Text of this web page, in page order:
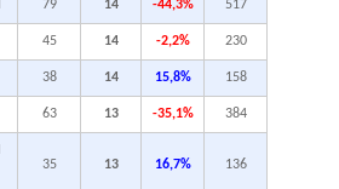
79 14 -44,3% 517
45 14 -2,2% 230
38 14 15,8% 158
63 13 -35,1% 384
35 13 16,7% 136